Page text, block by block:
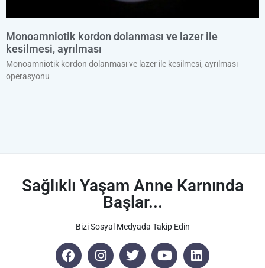
Monoamniotik kordon dolanması ve lazer ile
kesilmesi, ayrılması
Monoamniotik kordon dolanması ve lazer ile kesilmesi, ayrılması
operasyonu
Sağlıklı Yaşam Anne Karnında
Başlar...
Bizi Sosyal Medyada Takip Edin